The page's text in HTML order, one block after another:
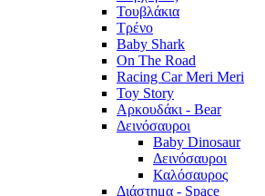
Τουβλάκια
Τρένο
Baby Shark
On The Road
Racing Car Meri Meri
Toy Story
Αρκουδάκι - Bear
Δεινόσαυροι
Baby Dinosaur
Δεινόσαυροι
Καλόσαυρος
Διάστημα - Space